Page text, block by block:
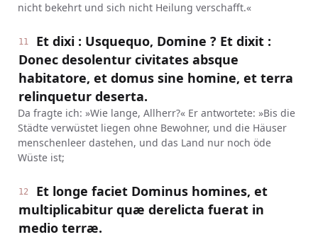
nicht bekehrt und sich nicht Heilung verschafft.«
11
Et dixi : Usquequo, Domine ? Et dixit :
Donec desolentur civitates absque
habitatore, et domus sine homine, et terra
relinquetur deserta.
Da fragte ich: »Wie lange, Allherr?« Er antwortete: »Bis die
Städte verwüstet liegen ohne Bewohner, und die Häuser
menschenleer dastehen, und das Land nur noch öde
Wüste ist;
12
Et longe faciet Dominus homines, et
multiplicabitur quæ derelicta fuerat in
medio terræ.